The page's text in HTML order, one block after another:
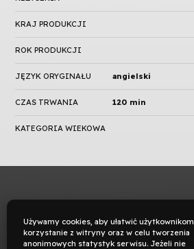
KRAJ PRODUKCJI
ROK PRODUKCJI
JĘZYK ORYGINAŁU angielski
CZAS TRWANIA 120 min
KATEGORIA WIEKOWA
Używamy cookies, aby ułatwić użytkownikom
korzystanie z witryny oraz w celu tworzenia
anonimowych statystyk serwisu. Jeżeli nie